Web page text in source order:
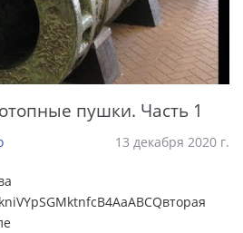
пушки. Часть 1
13 декабря 2020 г.